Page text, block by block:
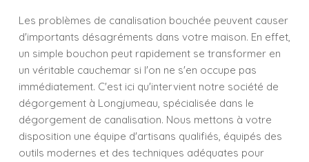
Les problèmes de canalisation bouchée peuvent causer
d'importants désagréments dans votre maison. En effet,
un simple bouchon peut rapidement se transformer en
un véritable cauchemar si l'on ne s'en occupe pas
immédiatement. C'est ici qu'intervient notre société de
dégorgement à Longjumeau, spécialisée dans le
dégorgement de canalisation. Nous mettons à votre
disposition une équipe d'artisans qualifiés, équipés des
outils modernes et des techniques adéquates pour